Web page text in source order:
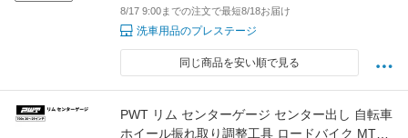
8/17 9:00までの注文で最短8/18お届け
洗車用品のプレステージ
同じ商品を安い順で見る
PWT リム センターゲージ センター出し 自転車
ホイール振れ取り調整工具 ロードバイク MTB